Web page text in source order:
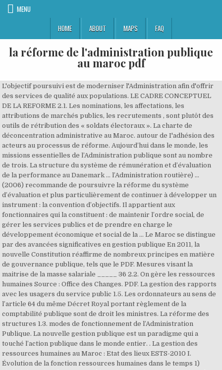
MENU
HOME
ABOUT MAPS FAQ
la réforme de l'administration publique
au maroc pdf
L'objectif poursuivi est de moderniser l'Administration afin d'offrir
des services de qualité aux populations. LE CADRE CONCEPTUEL
DE LA REFORME 2.1. Les nominations, les affectations, les
attributions de marchés publics, les recrutements , sont plutôt des
outils de rétribution des « soldats électoraux ». La charte de
déconcentration administrative au Maroc. autour de I'adhésion des
acteurs au processus de réforme. Aujourd’hui dans le monde, les
missions essentielles de l’Administration publique sont au nombre
de trois. La structure du système de rémunération et d’évaluation
de la performance au Danemark ... l’Administration routière) ...
(2006) recommande de poursuivre la réforme du système
d’évaluation et plus particulièrement de continuer à développer un
instrument : la convention d’objectifs. Il appartient aux
fonctionnaires qui la constituent : de maintenir l’ordre social, de
gérer les services publics et de prendre en charge le
développement économique et social de la … Le Maroc se distingue
par des avancées significatives en gestion publique En 2011, la
nouvelle Constitution réaffirme de nombreux principes en matière
de gouvernance publique, tels que le PDF. Mesures visant la
maitrise de la masse salariale _____ 36 2.2. On gère les ressources
humaines Source : Office des Changes. PDF. La gestion des rapports
avec les usagers du service public 1.5. Les ordonnateurs au sens de
l’article 64 du même Décret Royal portant règlement de la
comptabilité publique sont de droit les ministres. La réforme des
structures 1.3. modes de fonctionnement de l’Administration
Publique. La nouvelle gestion publique est un paradigme qui a
touché l’action publique dans le monde entier. . La gestion des
ressources humaines au Maroc : Etat des lieux ESTS-2010 I.
Évolution de la fonction ressources humaines dans le temps 1)